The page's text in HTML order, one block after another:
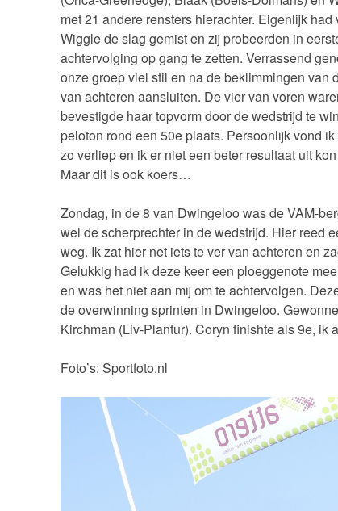
met 21 andere rensters hierachter. Eigenlijk had
Wiggle de slag gemist en zij probeerden in
achtervolging op gang te zetten. Verrassend
onze groep viel stil en na de beklimmingen van
van achteren aansluiten. De vier van voren
bevestigde haar topvorm door de wedstrijd te
peloton rond een 50e plaats. Persoonlijk vond
zo verliep en ik er niet een beter resultaat uit
Maar dit is ook koers…
Zondag, in de 8 van Dwingeloo was de VAM-
wel de scherprechter in de wedstrijd. Hier reed
weg. Ik zat hier net iets te ver van achteren en
Gelukkig had ik deze keer een ploeggenote
en was het niet aan mij om te achtervolgen.
de overwinning sprinten in Dwingeloo.
Kirchman (Liv-Plantur). Coryn finishte als 9e, ik
Foto’s: Sportfoto.nl